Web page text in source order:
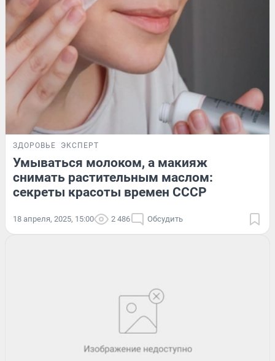
ЗДОРОВЬЕ ЭКСПЕРТ
Умываться молоком, а макияж
снимать растительным маслом:
секреты красоты времен СССР
18 апреля, 2025, 15:00 2 486 Обсудить